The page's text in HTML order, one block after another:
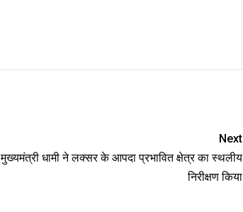
Next
मुख्यमंत्री धामी ने लक्सर के आपदा प्रभावित क्षेत्र का स्थलीय
निरीक्षण किया